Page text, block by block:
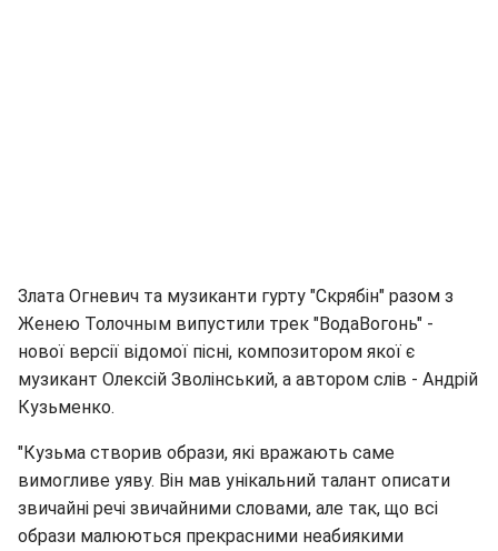
Злата Огневич та музиканти гурту "Скрябін" разом з
Женею Толочным випустили трек "ВодаВогонь" -
нової версії відомої пісні, композитором якої є
музикант Олексій Зволінський, а автором слів - Андрій
Кузьменко.
"Кузьма створив образи, які вражають саме
вимогливе уяву. Він мав унікальний талант описати
звичайні речі звичайними словами, але так, що всі
образи малюються прекрасними неабиякими